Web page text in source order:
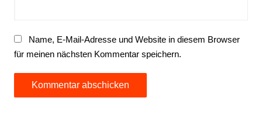
Name, E-Mail-Adresse und Website in diesem Browser
für meinen nächsten Kommentar speichern.